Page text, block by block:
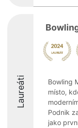
Laureáti
Bowling
místo,
Podnik
jako